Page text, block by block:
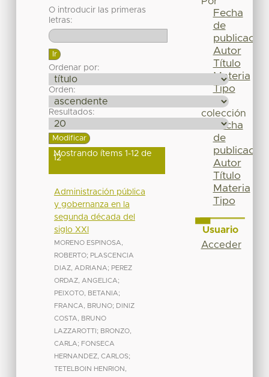
O introducir las primeras
letras:
Ordenar por:
Orden:
Resultados:
Mostrando ítems 1-12 de
12
Administración pública
y gobernanza en la
segunda década del
siglo XXI
MORENO ESPINOSA,
ROBERTO; PLASCENCIA
DIAZ, ADRIANA; PEREZ
ORDAZ, ANGELICA;
PEIXOTO, BETANIA;
FRANCA, BRUNO; DINIZ
COSTA, BRUNO
LAZZAROTTI ; BRONZO,
CARLA; FONSECA
HERNANDEZ, CARLOS;
TETELBOIN HENRION,
Fecha
de
publicación
Autor
Título
Materia
Tipo
colección
Fecha
de
publicación
Autor
Título
Materia
Tipo
Usuario
Acceder